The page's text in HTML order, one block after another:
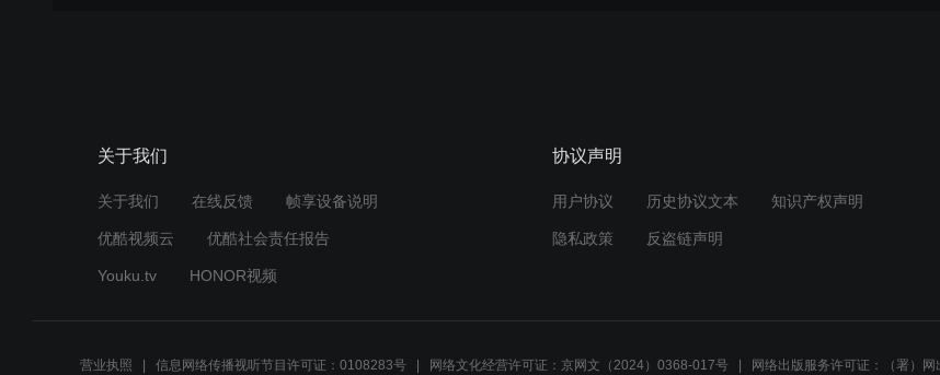
关于我们
关于我们 在线反馈 帧享设备说明
优酷视频云 优酷社会责任报告
Youku.tv HONOR视频
协议声明
用户协议 历史协议文本 知识产权声明
隐私政策 反盗链声明
营业执照 信息网络传播视听节目许可证：0108283号 网络文化经营许可证：京网文（2024）0368-017号 网络出版服务许可证：（署）